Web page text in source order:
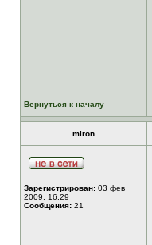
Вернуться к началу
miron
Зарегистрирован: 03 фев
2009, 16:29
Сообщения: 21